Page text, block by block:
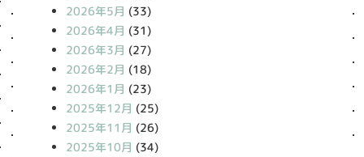
2026年5月 (33)
2026年4月 (31)
2026年3月 (27)
2026年2月 (18)
2026年1月 (23)
2025年12月 (25)
2025年11月 (26)
2025年10月 (34)